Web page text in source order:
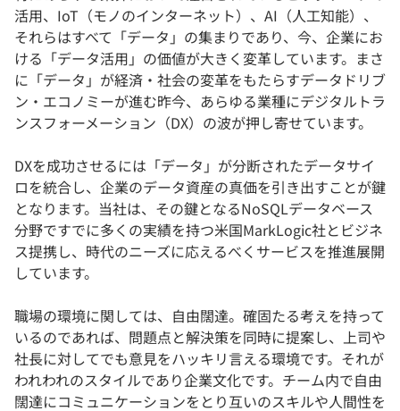
活用、IoT（モノのインターネット）、AI（人工知能）、
それらはすべて「データ」の集まりであり、今、企業にお
ける「データ活用」の価値が大きく変革しています。まさ
に「データ」が経済・社会の変革をもたらすデータドリブ
ン・エコノミーが進む昨今、あらゆる業種にデジタルトラ
ンスフォーメーション（DX）の波が押し寄せています。
DXを成功させるには「データ」が分断されたデータサイ
ロを統合し、企業のデータ資産の真価を引き出すことが鍵
となります。当社は、その鍵となるNoSQLデータベース
分野ですでに多くの実績を持つ米国MarkLogic社とビジネ
ス提携し、時代のニーズに応えるべくサービスを推進展開
しています。
職場の環境に関しては、自由闊達。確固たる考えを持って
いるのであれば、問題点と解決策を同時に提案し、上司や
社長に対してでも意見をハッキリ言える環境です。それが
われわれのスタイルであり企業文化です。チーム内で自由
闊達にコミュニケーションをとり互いのスキルや人間性を